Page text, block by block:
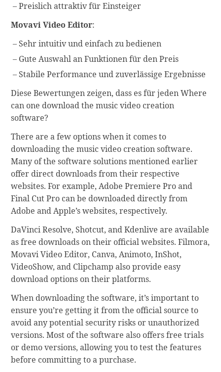
Preislich attraktiv für Einsteiger
Movavi Video Editor:
Sehr intuitiv und einfach zu bedienen
Gute Auswahl an Funktionen für den Preis
Stabile Performance und zuverlässige Ergebnisse
Diese Bewertungen zeigen, dass es für jeden Where
can one download the music video creation
software?
There are a few options when it comes to
downloading the music video creation software.
Many of the software solutions mentioned earlier
offer direct downloads from their respective
websites. For example, Adobe Premiere Pro and
Final Cut Pro can be downloaded directly from
Adobe and Apple’s websites, respectively.
DaVinci Resolve, Shotcut, and Kdenlive are available
as free downloads on their official websites. Filmora,
Movavi Video Editor, Canva, Animoto, InShot,
VideoShow, and Clipchamp also provide easy
download options on their platforms.
When downloading the software, it’s important to
ensure you’re getting it from the official source to
avoid any potential security risks or unauthorized
versions. Most of the software also offers free trials
or demo versions, allowing you to test the features
before committing to a purchase.